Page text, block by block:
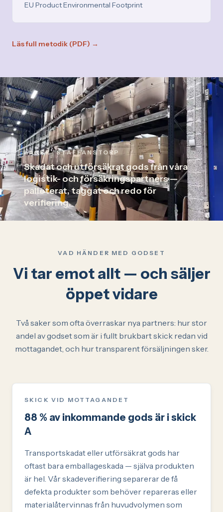
EU Product Environmental Footprint
Läs full metodik (PDF) →
LAGER · STAFFANSTORP
Skadat och utförsäkrat gods från våra
logistik- och försäkringspartners —
palleterat, taggat och redo för
verifiering.
VAD HÄNDER MED GODSET
Vi tar emot allt — och säljer
öppet vidare
Två saker som ofta överraskar nya partners: hur stor
andel av godset som är i fullt brukbart skick redan vid
mottagandet, och hur transparent försäljningen sker.
SKICK VID MOTTAGANDET
88 % av inkommande gods är i skick
A
Transportskadat eller utförsäkrat gods har
oftast bara emballageskada — själva produkten
är hel. Vår skadeverifiering separerar de få
defekta produkter som behöver repareras eller
materialåtervinnas från huvudvolymen som